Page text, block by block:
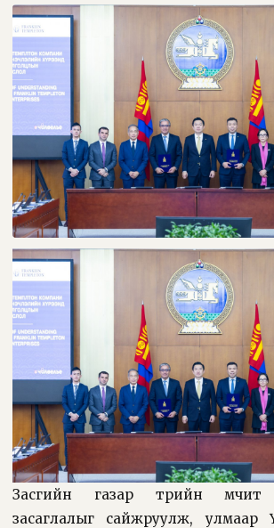
Засгийн газар төрийн өмчит
засаглалыг сайжруулж, улмаар